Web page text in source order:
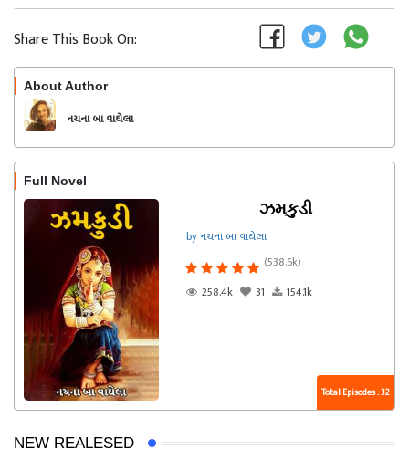
Share This Book On:
About Author
નયના બા વાઘેલા
Full Novel
ઝમકુડી
by નયના બા વાઘેલા
(538.6k)
258.4k
31 154.1k
Total Episodes : 32
NEW REALESED